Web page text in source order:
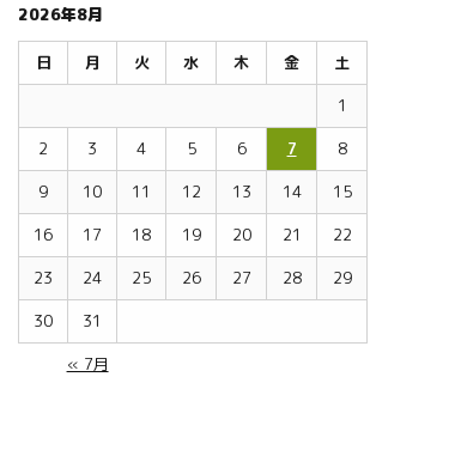
2026年8月
日 月 火 水 木 金
土
1
2
3 4 5 6 7
8
9
10 11 12 13 14
15
16
17 18 19 20 21
22
23
24 25 26 27 28
29
30
31
« 7月